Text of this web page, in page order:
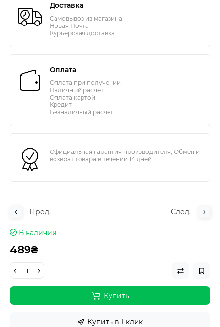
Доставка
Самовывоз из магазина
Новая Почта
Курьерская доставка
Оплата
Оплата при получении
Наличный расчёт
Оплата картой
Кредит
Безналичный расчет
Официальная гарантия производителя, Обмен и
возврат товара в течении 14 дней
Пред. След.
В наличии
489₴
Купить
Купить в 1 клик